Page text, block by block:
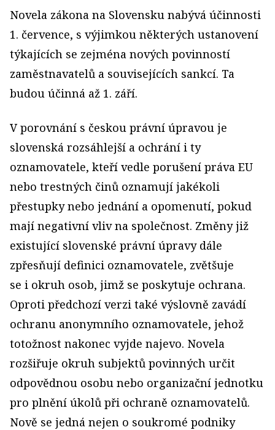
Novela zákona na Slovensku nabývá účinnosti
1. července, s výjimkou některých ustanovení
týkajících se zejména nových povinností
zaměstnavatelů a souvisejících sankcí. Ta
budou účinná až 1. září.
V porovnání s českou právní úpravou je
slovenská rozsáhlejší a ochrání i ty
oznamovatele, kteří vedle porušení práva EU
nebo trestných činů oznamují jakékoli
přestupky nebo jednání a opomenutí, pokud
mají negativní vliv na společnost. Změny již
existující slovenské právní úpravy dále
zpřesňují definici oznamovatele, zvětšuje
se i okruh osob, jimž se poskytuje ochrana.
Oproti předchozí verzi také výslovně zavádí
ochranu anonymního oznamovatele, jehož
totožnost nakonec vyjde najevo. Novela
rozšiřuje okruh subjektů povinných určit
odpovědnou osobu nebo organizační jednotku
pro plnění úkolů při ochraně oznamovatelů.
Nově se jedná nejen o soukromé podniky